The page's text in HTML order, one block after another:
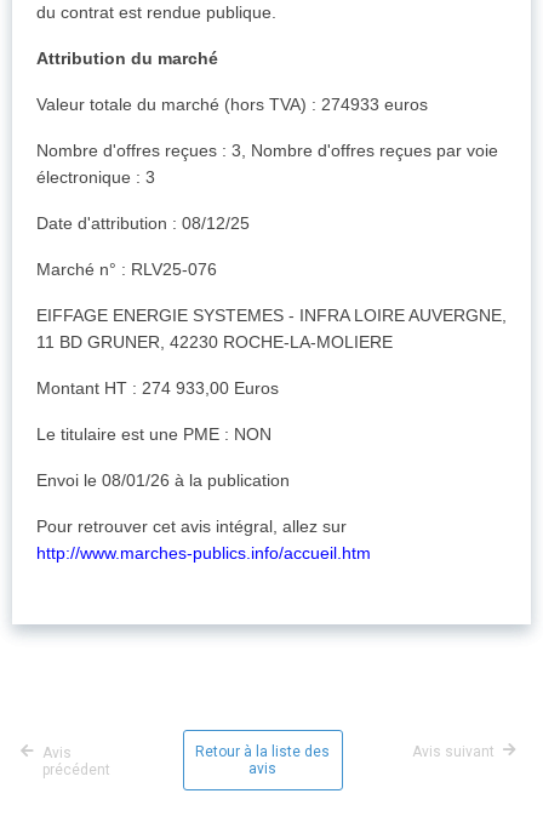
du contrat est rendue publique.
Attribution du marché
Valeur totale du marché (hors TVA) : 274933 euros
Nombre d'offres reçues : 3, Nombre d'offres reçues par voie
électronique : 3
Date d'attribution : 08/12/25
Marché n° : RLV25-076
EIFFAGE ENERGIE SYSTEMES - INFRA LOIRE AUVERGNE,
11 BD GRUNER, 42230 ROCHE-LA-MOLIERE
Montant HT : 274 933,00 Euros
Le titulaire est une PME : NON
Envoi le 08/01/26 à la publication
Pour retrouver cet avis intégral, allez sur
http://www.marches-publics.info/accueil.htm
Avis
précédent
Retour à la liste des
avis
Avis suivant